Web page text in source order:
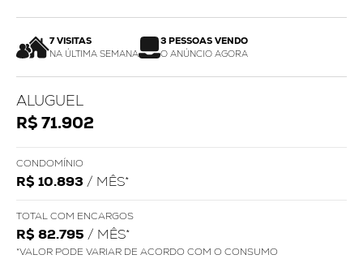
7 VISITAS
NA ÚLTIMA SEMANA
3 PESSOAS VENDO
O ANÚNCIO AGORA
ALUGUEL
R$ 71.902
CONDOMÍNIO
R$ 10.893 / MÊS*
TOTAL COM ENCARGOS
R$ 82.795 / MÊS*
*VALOR PODE VARIAR DE ACORDO COM O CONSUMO